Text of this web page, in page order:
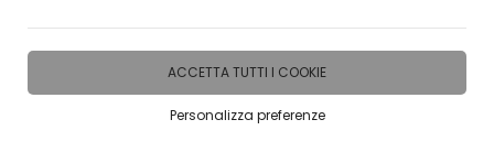
ACCETTA TUTTI I COOKIE
Personalizza preferenze
Scale in Vetro